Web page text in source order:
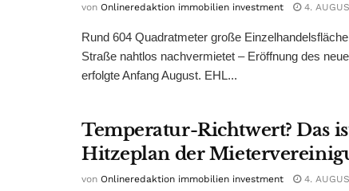
von Onlineredaktion immobilien investment 4.
Rund 604 Quadratmeter große
Straße nahtlos nachvermietet – Eröffnung des
erfolgte Anfang August. EHL...
Temperatur-Richtwert? Das
Hitzeplan der
von Onlineredaktion immobilien investment 4.